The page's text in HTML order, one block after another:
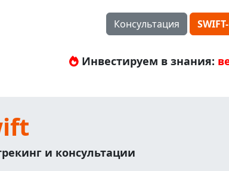
Консультация
Инвестируем в знания:
и консультации